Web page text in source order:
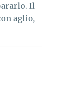
Il
aglio,